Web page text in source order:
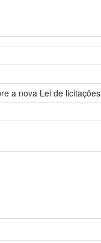
a nova Lei de licitações